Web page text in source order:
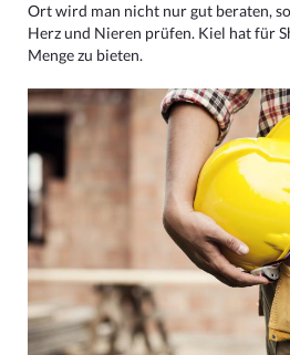
Ort wird man nicht nur gut beraten,
Herz und Nieren prüfen. Kiel hat für
Menge zu bieten.